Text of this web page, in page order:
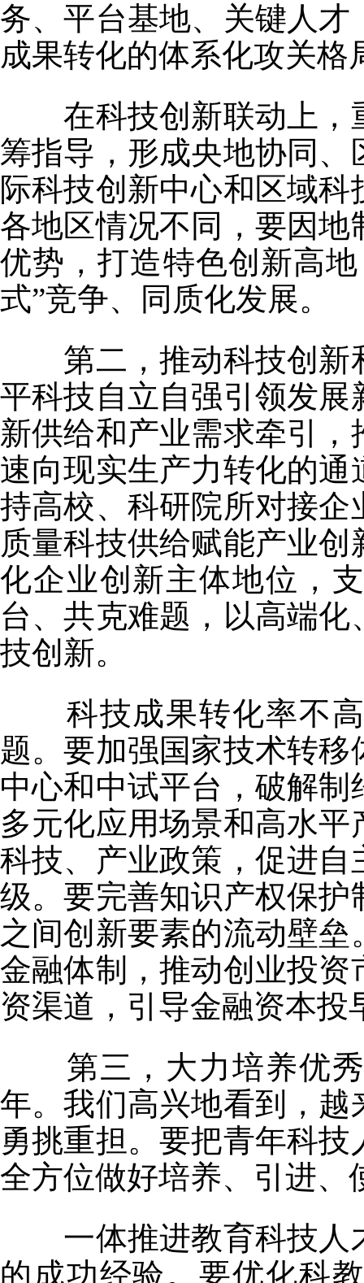
务、平台基地、关键人
成果转化的体系化攻关格
在科技创新联动上，
筹指导，形成央地协同
际科技创新中心和区域
各地区情况不同，要因
优势，打造特色创新高
式”竞争、同质化发展。
第二，推动科技创新
平科技自立自强引领发
新供给和产业需求牵引
速向现实生产力转化的
持高校、科研院所对接
质量科技供给赋能产业
化企业创新主体地位，
台、共克难题，以高端
技创新。
科技成果转化率不高
题。要加强国家技术转
中心和中试平台，破解
多元化应用场景和高水
科技、产业政策，促进
级。要完善知识产权保
之间创新要素的流动壁
金融体制，推动创业投
资渠道，引导金融资本
第三，大力培养优秀
年。我们高兴地看到，
勇挑重担。要把青年科
全方位做好培养、引进、
一体推进教育科技人
的成功经验。要优化科